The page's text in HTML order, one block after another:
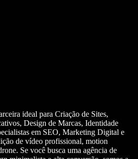
ideal para Criação de Sites,
Design de Marcas, Identidade
em SEO, Marketing Digital e
de vídeo profissional, motion
Se você busca uma agência de